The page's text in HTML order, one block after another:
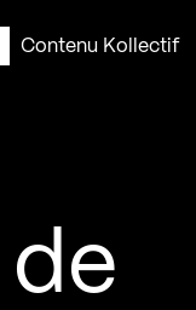
Contenu Kollectif
de